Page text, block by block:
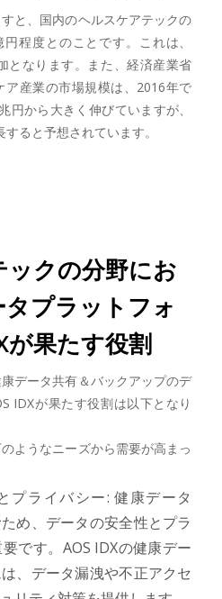
と、国内のヘルスケアテックの
程度とのことです。これは、
となります。また、経済産業省
ア産業の市場規模は、2016年で
円から大きく伸びていますが、
ると予想されています。
クの分野にお
プラットフォ
が果たす役割
データ共有＆バックアップのデ
IDXが果たす役割は以下となり
ようなニーズから需要が高まっ
プライバシー: 健康データ
め、データの安全性とプラ
です。AOS IDXの健康デー
、データ漏洩や不正アクセ